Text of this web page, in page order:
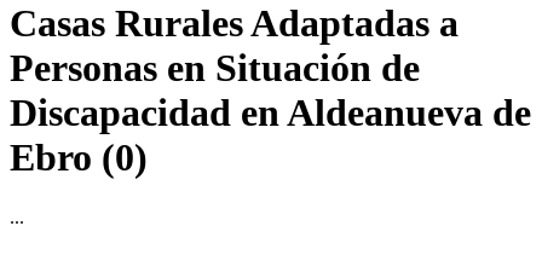
Casas Rurales Adaptadas a
Personas en Situación de
Discapacidad en Aldeanueva de
Ebro (0)
...